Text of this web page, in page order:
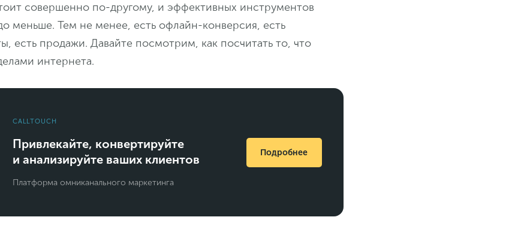
совершенно по-другому, и эффективных инструментов
меньше. Тем не менее, есть офлайн-конверсия, есть
есть продажи. Давайте посмотрим, как посчитать то, что
интернета.
CALLTOUCH
Привлекайте, конвертируйте
и анализируйте ваших клиентов
Платформа омниканального маркетинга
Подробнее